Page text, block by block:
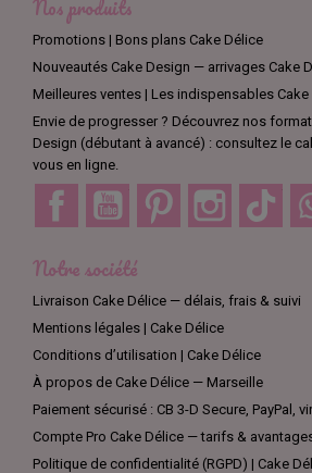
Nos produits
Promotions | Bons plans Cake Délice
Nouveautés Cake Design — arrivages Cake
Meilleures ventes | Les indispensables Cake
Envie de progresser ? Découvrez nos
Design (débutant à avancé) : consultez le
vous en ligne.
Facebook YouTube Pinterest Instagram
Notre société
Livraison Cake Délice — délais, frais & suivi
Mentions légales | Cake Délice
Conditions d’utilisation | Cake Délice
À propos de Cake Délice — Marseille
Paiement sécurisé : CB 3-D Secure, PayPal,
Compte Pro Cake Délice — tarifs &
Politique de confidentialité (RGPD) | Cake